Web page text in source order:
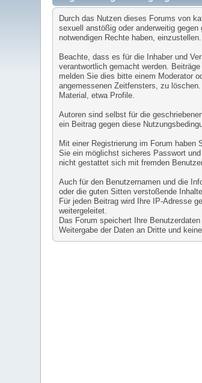
Durch das Nutzen dieses Forums von
sexuell anstößig oder anderweitig
notwendigen Rechte haben,
Beachte, dass es für die Inhaber und
verantwortlich gemacht werden.
melden Sie dies bitte einem Moderator
angemessenen Zeitfensters, zu
Material, etwa Profile.
Autoren sind selbst für die
ein Beitrag gegen diese
Mit einer Registrierung im Forum
Sie ein möglichst sicheres Passwort
nicht gestattet sich mit fremden
Auch für den Benutzernamen und die
oder die guten Sitten verstoßende
Für jeden Beitrag wird Ihre IP-Adresse
weitergeleitet.
Das Forum speichert Ihre
Weitergabe der Daten an Dritte und